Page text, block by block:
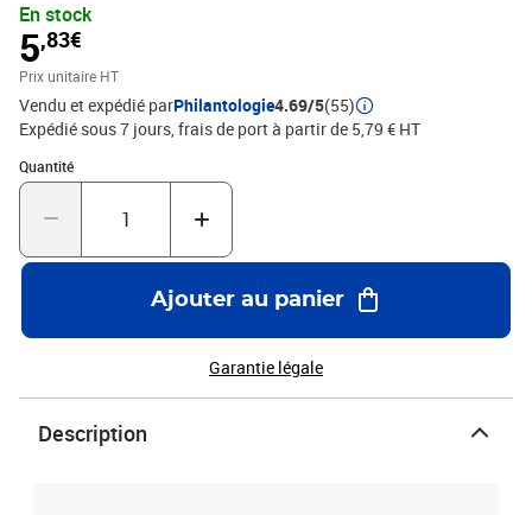
plus, l'inscription EESTI 2019 se trouve à gauche, indiquant le pays
émetteur et l'année d'émission. Au bas de la pièce, l'inscription
UNIVERSITAS TARTUENSIS 1632 rappelle l'année de fondation de
l'université. La partie extérieure de la pièce est entourée de douze
étoiles représentant les États membres de l'Union européenne.
Cela intègre ainsi l'Estonie dans le contexte plus large de l'Europe.
Les détails de la gravure, y compris les colonnes du bâtiment et les
lignes architecturales, ajoutent une profondeur esthétique à la
pièce. Le bâtiment symbolise la longévité et l'importance de
l'éducation en Estonie. Par ailleurs, les inscriptions mettent en
valeur l'importance historique de l'université. En outre, les
éléments artistiques de la pièce renforcent l'idée de tradition et de
progrès académique. Date d'émission: 19 Novembre 2019.
En stock
5,83€
Prix unitaire HT
Vendu et expédié parPhilantologie4.69/5(55)
Expédié sous 7 jours, frais de port à partir de 5,79 € HT
Quantité
Quantité : 1
Ajouter au panier
Garantie légale
Description